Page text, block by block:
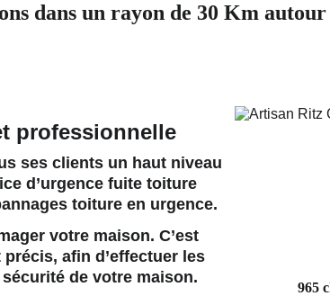
dans un rayon de 30 Km
965
professionnelle
ses clients un haut niveau
d’urgence fuite toiture
toiture en urgence.
votre maison. C’est
afin d’effectuer les
de votre maison.